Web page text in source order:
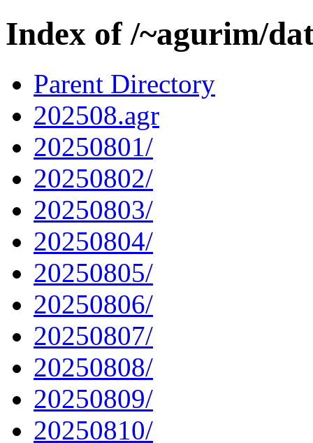
Index of /~agurim/
Parent Directory
202508.agr
20250801/
20250802/
20250803/
20250804/
20250805/
20250806/
20250807/
20250808/
20250809/
20250810/